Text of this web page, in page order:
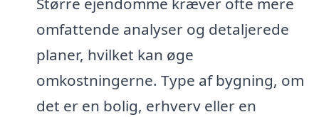
omfattende analyser og detaljerede
planer, hvilket kan øge
omkostningerne. Type af bygning, om
det er en bolig, erhverv eller en